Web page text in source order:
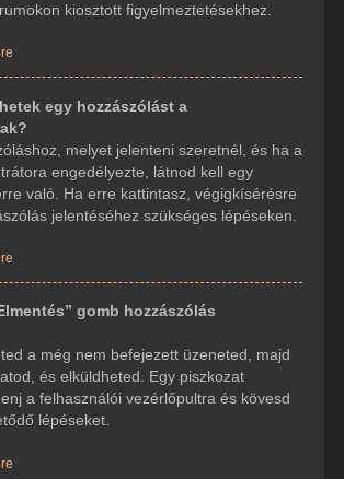
kiosztott figyelmeztetésekhez.
egy hozzászólást a
melyet jelenteni szeretnél, és ha a
engedélyezte, látnod kell egy
való. Ha erre kattintasz, végigkísérésre
jelentéséhez szükséges lépéseken.
gomb hozzászólás
a még nem befejezett üzeneted, majd
és elküldheted. Egy piszkozat
a felhasználói vezérlőpultra és kövesd
lépéseket.